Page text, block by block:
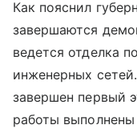
Как пояснил
завершаются
ведется отделка
инженерных
завершен первый
работы